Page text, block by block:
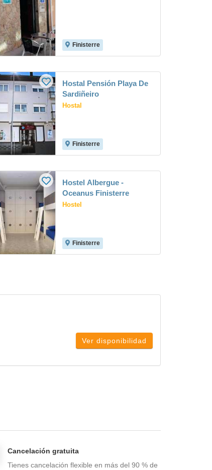
Finisterre
Hostal Pensión Playa De
Sardiñeiro
Hostal
Finisterre
Hostel Albergue -
Oceanus Finisterre
Hostel
Finisterre
Ver disponibilidad
Cancelación gratuita
Tienes cancelación flexible en más del 90 % de